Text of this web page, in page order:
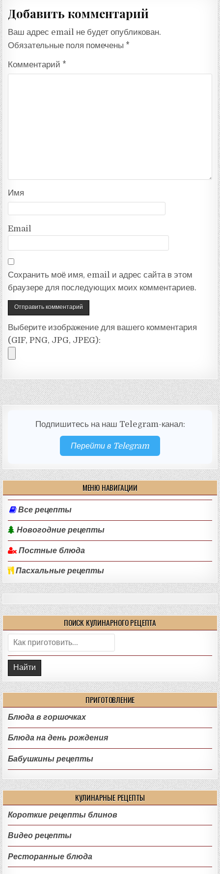
Добавить комментарий
Ваш адрес email не будет опубликован.
Обязательные поля помечены *
Комментарий *
Имя
Email
Сохранить моё имя, email и адрес сайта в этом
браузере для последующих моих комментариев.
Выберите изображение для вашего комментария
(GIF, PNG, JPG, JPEG):
Подпишитесь на наш Telegram-канал:
Перейти в Telegram
МЕНЮ НАВИГАЦИИ
Все рецепты
Новогодние рецепты
Постные блюда
Пасхальные рецепты
ПОИСК КУЛИНАРНОГО РЕЦЕПТА
Поиск:
ПРИГОТОВЛЕНИЕ
Блюда в горшочках
Блюда на день рождения
Бабушкины рецепты
КУЛИНАРНЫЕ РЕЦЕПТЫ
Короткие рецепты блинов
Видео рецепты
Ресторанные блюда